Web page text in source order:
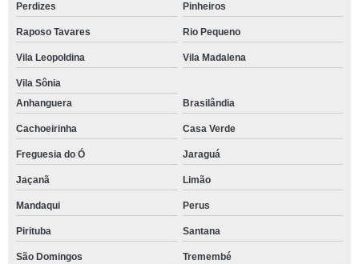
Perdizes Pinheiros
Raposo Tavares Rio Pequeno
Vila Leopoldina Vila Madalena
Vila Sônia
Anhanguera
Brasilândia
Cachoeirinha Casa Verde
Freguesia do Ó Jaraguá
Jaçanã Limão
Mandaqui Perus
Pirituba Santana
São Domingos Tremembé